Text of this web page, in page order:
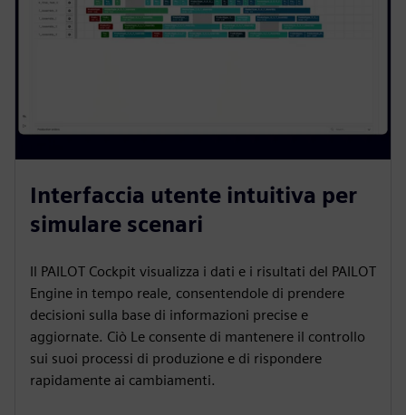
Interfaccia utente intuitiva per
simulare scenari
Il PAILOT Cockpit visualizza i dati e i risultati del PAILOT
Engine in tempo reale, consentendole di prendere
decisioni sulla base di informazioni precise e
aggiornate. Ciò Le consente di mantenere il controllo
sui suoi processi di produzione e di rispondere
rapidamente ai cambiamenti.